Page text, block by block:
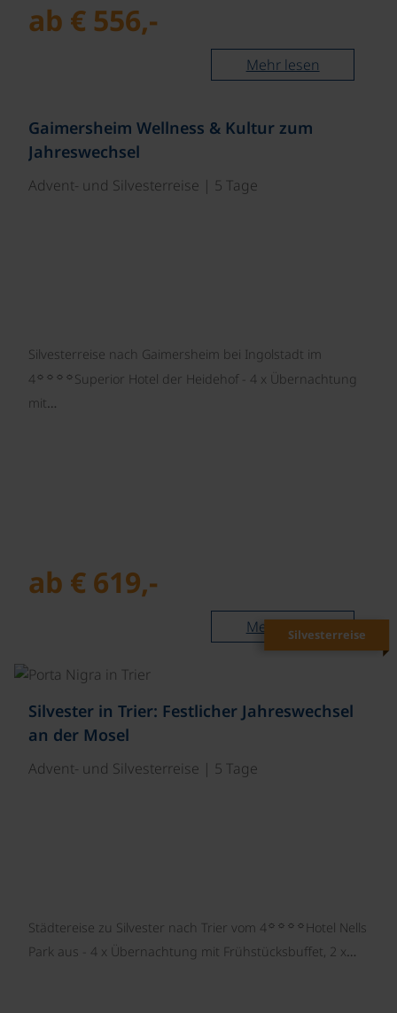
ab € 556,-
Mehr lesen
Gaimersheim Wellness & Kultur zum
Jahreswechsel
Advent- und Silvesterreise | 5 Tage
Silvesterreise nach Gaimersheim bei Ingolstadt im
4 ☼☼☼☼Superior Hotel der Heidehof - 4 x Übernachtung
mit…
ab € 619,-
Mehr lesenSilvesterreise
Silvester in Trier: Festlicher Jahreswechsel
an der Mosel
Advent- und Silvesterreise | 5 Tage
Städtereise zu Silvester nach Trier vom 4 ☼☼☼☼ Hotel Nells
Park aus - 4 x Übernachtung mit Frühstücksbuffet, 2 x…